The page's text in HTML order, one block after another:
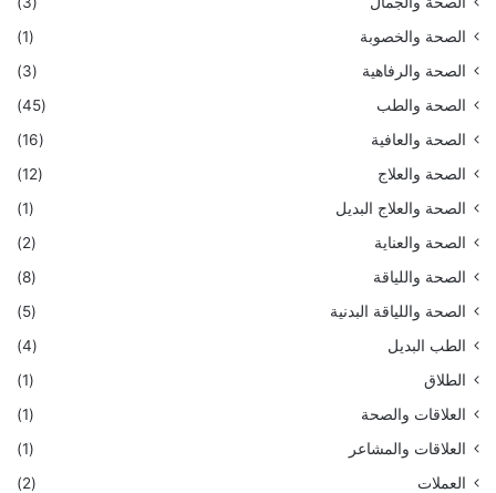
الصحة والخصوبة
(1)
الصحة والرفاهية
(3)
الصحة والطب
(45)
الصحة والعافية
(16)
الصحة والعلاج
(12)
الصحة والعلاج البديل
(1)
الصحة والعناية
(2)
الصحة واللياقة
(8)
الصحة واللياقة البدنية
(5)
الطب البديل
(4)
الطلاق
(1)
العلاقات والصحة
(1)
العلاقات والمشاعر
(1)
العملات
(2)